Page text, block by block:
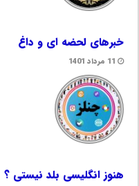
خبرهای لحضه ای و داغ
11 مرداد 1401
هنوز انگلیسی بلد نیستی ؟